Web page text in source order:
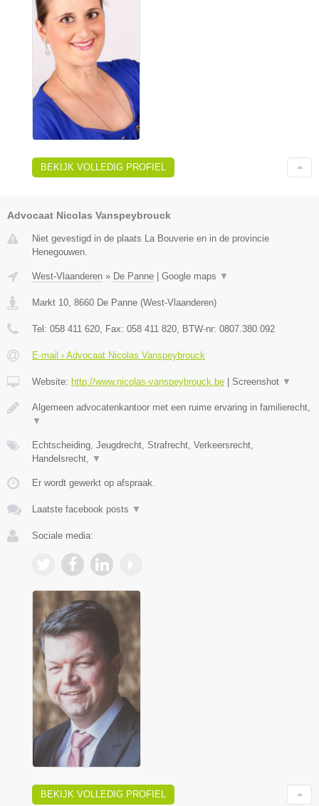
BEKIJK VOLLEDIG PROFIEL
Advocaat Nicolas Vanspeybrouck
Niet gevestigd in de plaats La Bouverie en in de provincie
Henegouwen.
West-Vlaanderen » De Panne Google maps ▼
Markt 10 8660 De Panne (West-Vlaanderen)
Tel: 058 411 620 , Fax: 058 411 820 , BTW-nr: 0807.380.092
E-mail › Advocaat Nicolas Vanspeybrouck
Website: http://www.nicolas-vanspeybrouck.be Screenshot ▼
Algemeen advocatenkantoor met een ruime ervaring in familierecht,
▼
Echtscheiding, Jeugdrecht, Strafrecht, Verkeersrecht,
Handelsrecht,
▼
Er wordt gewerkt op afspraak.
Laatste facebook posts ▼
Sociale media:
BEKIJK VOLLEDIG PROFIEL